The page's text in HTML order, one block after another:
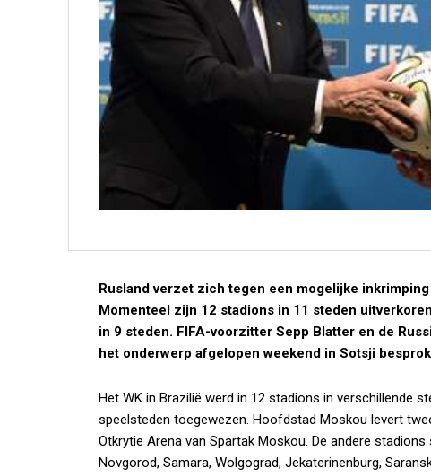
Rusland verzet zich tegen een mogelijke
Momenteel zijn 12 stadions in 11 steden
in 9 steden. FIFA-voorzitter Sepp Blatter en de
het onderwerp afgelopen weekend in Sotsji
Het WK in Brazilië werd in 12 stadions in verschillende
speelsteden toegewezen. Hoofdstad Moskou levert
Otkrytie Arena van Spartak Moskou. De andere
Novgorod, Samara, Wolgograd, Jekaterinenburg,